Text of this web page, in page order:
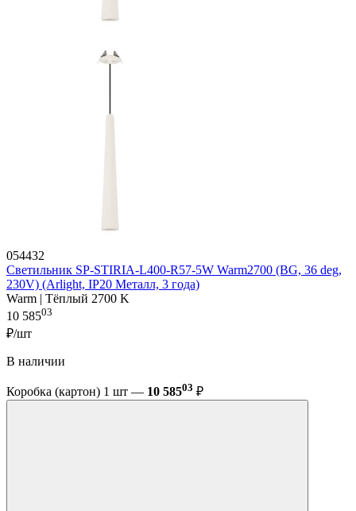
054432
Светильник SP-STIRIA-L400-R57-5W Warm2700 (BG, 36 deg,
230V) (Arlight, IP20 Металл, 3 года)
Warm | Тёплый 2700 K
10 58503
₽/шт
В наличии
Коробка (картон) 1 шт — 10 58503 ₽